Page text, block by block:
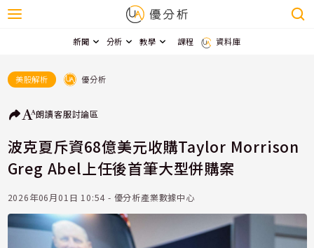
新聞 分析 教學 課程 資料庫
美股解析 優分析
朗讀客服討論區
波克夏斥資68億美元收購Taylor Morrison
Greg Abel上任後首筆大型併購案
2026年06月01日 10:54 - 優分析產業數據中心